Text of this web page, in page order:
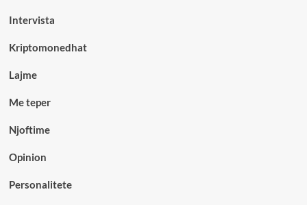
Intervista
Kriptomonedhat
Lajme
Me teper
Njoftime
Opinion
Personalitete